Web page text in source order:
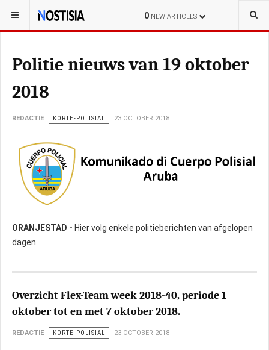
0 NEW ARTICLES
YOU ARE HERE: ARUBA
Politie nieuws van 19 oktober
2018
REDACTIE KORTE-POLISIAL 23 OCTOBER 2018
ORANJESTAD - Hier volg enkele politieberichten van afgelopen
dagen.
Overzicht Flex-Team week 2018-40, periode 1
oktober tot en met 7 oktober 2018.
REDACTIE KORTE-POLISIAL 23 OCTOBER 2018